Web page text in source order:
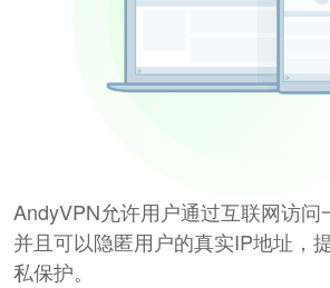
AndyVPN允许用户通过互联网访问
并且可以隐匿用户的真实IP地址，
私保护。